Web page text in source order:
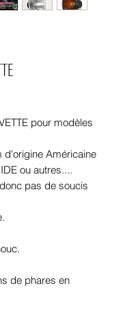
pour modèles
d'origine Américaine
ou autres....
pas de soucis
de phares en